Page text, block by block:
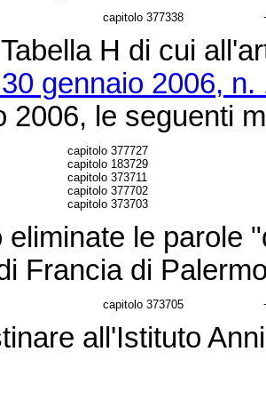
capitolo 377338
H di cui
gennaio 2006, n.
2006, le seguenti
capitolo 377727
capitolo 183729
capitolo 373711
capitolo 377702
capitolo 373703
le parole
Francia di
capitolo 373705
all'Istituto